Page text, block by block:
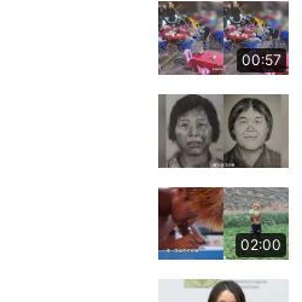
00:57
02:00